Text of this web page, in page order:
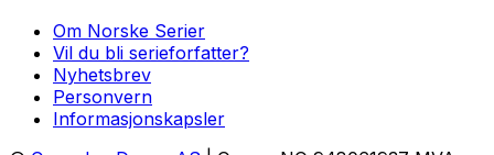
Om Norske Serier
Vil du bli serieforfatter?
Nyhetsbrev
Personvern
Informasjonskapsler